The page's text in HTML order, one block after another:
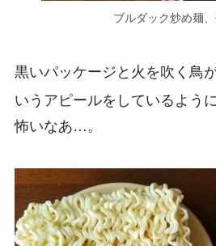
ブルダック炒め麺、
黒いパッケージと火を吹く鳥が
いうアピールをしているよう
怖いなあ…。